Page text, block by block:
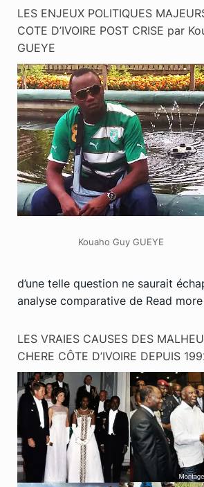
LES ENJEUX POLITIQUES
COTE D’IVOIRE POST CRISE par
GUEYE
Kouaho Guy GUEYE
d’une telle question ne saurait
analyse comparative de Read more
LES VRAIES CAUSES DES
CHERE CÔTE D’IVOIRE DEPUIS